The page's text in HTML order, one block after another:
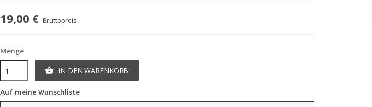
19,00 € Bruttopreis
Menge
 IN DEN WARENKORB
Auf meine Wunschliste